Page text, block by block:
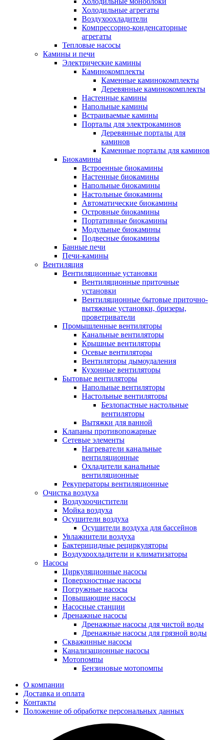
Холодильные агрегаты
Воздухоохладители
Компрессорно-конденсаторные
агрегаты
Тепловые насосы
Камины и печи
Электрические камины
Каминокомплекты
Каменные каминокомплекты
Деревянные каминокомплекты
Настенные камины
Напольные камины
Встраиваемые камины
Порталы для электрокаминов
Деревянные порталы для
каминов
Каменные порталы для каминов
Биокамины
Встроенные биокамины
Настенные биокамины
Напольные биокамины
Настольные биокамины
Автоматические биокамины
Островные биокамины
Портативные биокамины
Модульные биокамины
Подвесные биокамины
Банные печи
Печи-камины
Вентиляция
Вентиляционные установки
Вентиляционные приточные
установки
Вентиляционные бытовые приточно-
вытяжные установки, бризеры,
проветриватели
Промышленные вентиляторы
Канальные вентиляторы
Крышные вентиляторы
Осевые вентиляторы
Вентиляторы дымоудаления
Кухонные вентиляторы
Бытовые вентиляторы
Напольные вентиляторы
Настольные вентиляторы
Безлопастные настольные
вентиляторы
Вытяжки для ванной
Клапаны противопожарные
Сетевые элементы
Нагреватели канальные
вентиляционные
Охладители канальные
вентиляционные
Рекуператоры вентиляционные
Очистка воздуха
Воздухоочистители
Мойка воздуха
Осушители воздуха
Осушители воздуха для бассейнов
Увлажнители воздуха
Бактерицидные рециркуляторы
Воздухоохладители и климатизаторы
Насосы
Циркуляционные насосы
Поверхностные насосы
Погружные насосы
Повышающие насосы
Насосные станции
Дренажные насосы
Дренажные насосы для чистой воды
Дренажные насосы для грязной воды
Скважинные насосы
Канализационные насосы
Мотопомпы
Бензиновые мотопомпы
О компании
Доставка и оплата
Контакты
Положение об обработке персональных данных